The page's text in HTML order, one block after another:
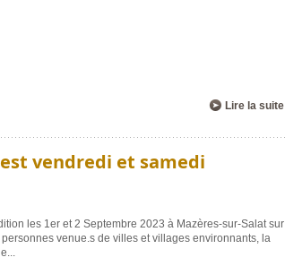
Lire la suite
vendredi et samedi
les 1er et 2 Septembre 2023 à Mazères-sur-Salat sur
venue.s de villes et villages environnants, la
...